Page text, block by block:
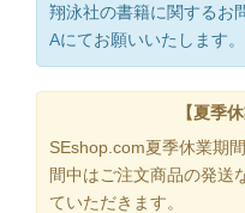
翔泳社の書籍に関するお
Aにてお願いいたします。
【夏季
SEshop.com夏季休業期
間中はご注文商品の発送
ていただきます。